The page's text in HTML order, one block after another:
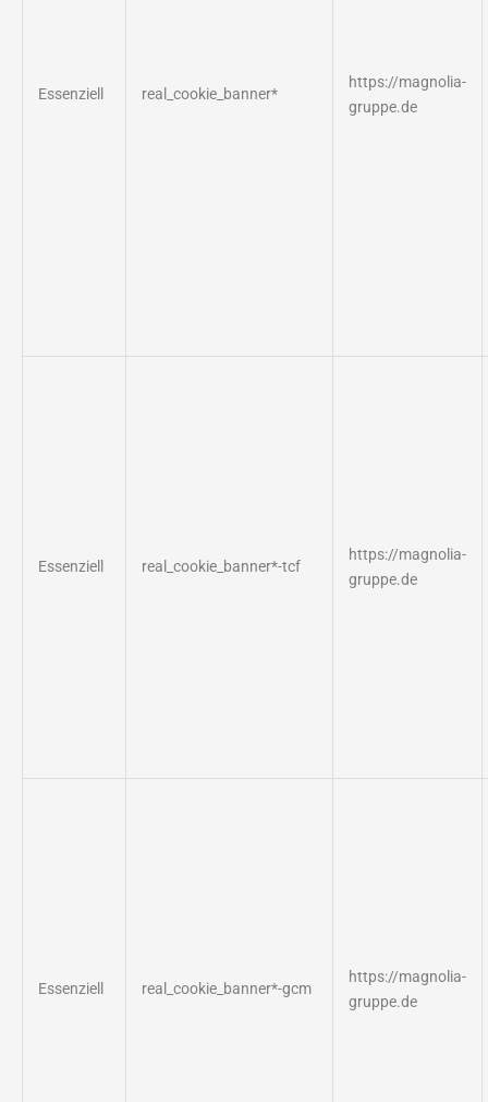
Essenziell real_cookie_banner*
https://magnolia-
gruppe.de
Essenziell real_cookie_banner*-tcf
https://magnolia-
gruppe.de
Essenziell real_cookie_banner*-gcm
https://magnolia-
gruppe.de